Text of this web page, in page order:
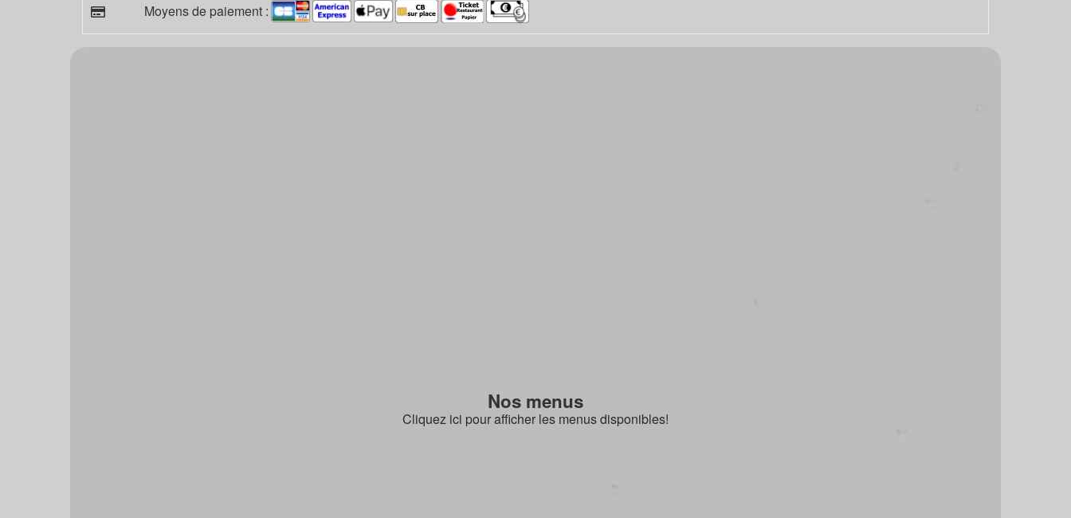
Moyens de paiement :
Nos menus
Cliquez ici pour afficher les menus disponibles!